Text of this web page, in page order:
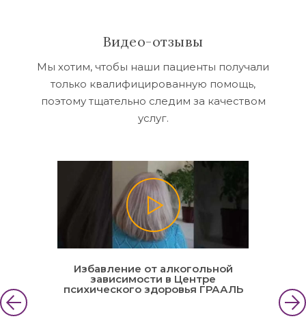
Видео-отзывы
Мы хотим, чтобы наши пациенты получали
только квалифицированную помощь,
поэтому тщательно следим за качеством
услуг.
Избавление от алкогольной
зависимости в Центре
психического здоровья ГРААЛЬ